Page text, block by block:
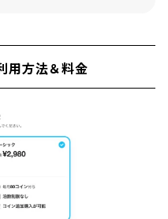
用方法＆料金